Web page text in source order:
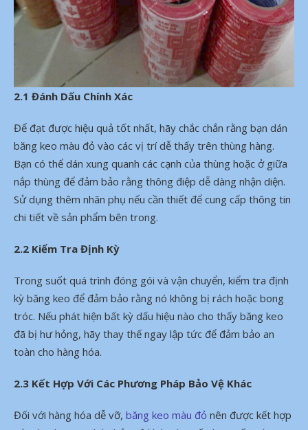
2.1 Đánh Dấu Chính Xác
Để đạt được hiệu quả tốt nhất, hãy chắc chắn rằng bạn dán
băng keo màu đỏ vào các vị trí dễ thấy trên thùng hàng.
Bạn có thể dán xung quanh các cạnh của thùng hoặc ở giữa
nắp thùng để đảm bảo rằng thông điệp dễ dàng nhận diện.
Sử dụng thêm nhãn phụ nếu cần thiết để cung cấp thông tin
chi tiết về sản phẩm bên trong.
2.2 Kiểm Tra Định Kỳ
Trong suốt quá trình đóng gói và vận chuyển, kiểm tra định
kỳ băng keo để đảm bảo rằng nó không bị rách hoặc bong
tróc. Nếu phát hiện bất kỳ dấu hiệu nào cho thấy băng keo
đã bị hư hỏng, hãy thay thế ngay lập tức để đảm bảo an
toàn cho hàng hóa.
2.3 Kết Hợp Với Các Phương Pháp Bảo Vệ Khác
Đối với hàng hóa dễ vỡ, băng keo màu đỏ nên được kết hợp